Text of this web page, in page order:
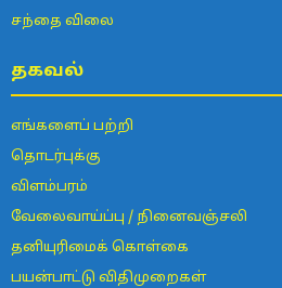
சந்தை விலை
தகவல்
எங்களைப் பற்றி
தொடர்புக்கு
விளம்பரம்
வேலைவாய்ப்பு / நினைவஞ்சலி
தனியுரிமைக் கொள்கை
பயன்பாட்டு விதிமுறைகள்